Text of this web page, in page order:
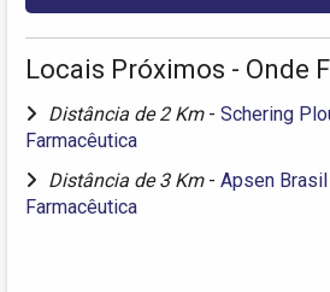
Locais Próximos - Onde
Distância de 2 Km - Schering
Farmacêutica
Distância de 3 Km - Apsen
Farmacêutica